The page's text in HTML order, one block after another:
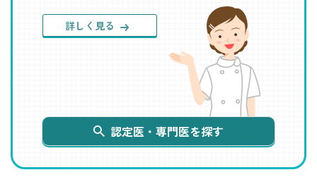
詳しく見る
認定医・専門医を探す